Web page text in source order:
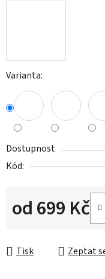
Varianta:
Dostupnost
Kód:
od699 Kč
Tisk Zeptat